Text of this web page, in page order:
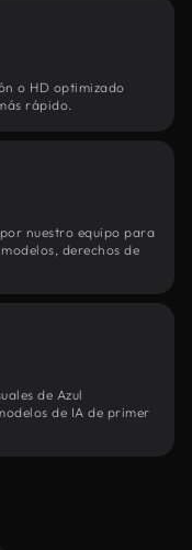
o HD optimizado
rápido.
nuestro equipo para
derechos de
de Azul
de IA de primer